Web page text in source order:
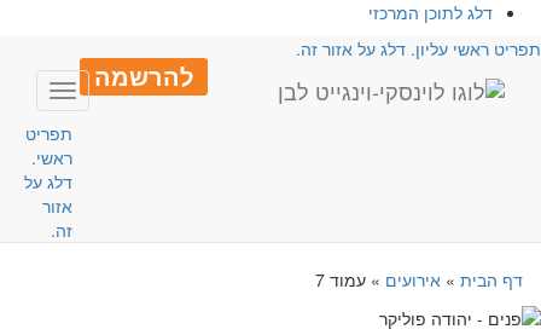
דלג לתוכן המרכזי
ראשי עליון. דלג על אזור זה.
להרשמה
Toggle
תפריט
ראשי.
דלג על
אזור
זה.
דף הבית» אירועים» עמוד 7